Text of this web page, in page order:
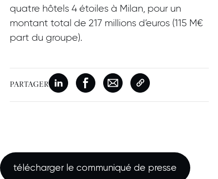
quatre hôtels 4 étoiles à Milan, pour un
montant total de 217 millions d’euros (115 M€
part du groupe).
PARTAGER Nouvelle fenêtre
Partager sur Linkedin
Nouvelle fenêtre
Partager sur Facebook
Nouvelle fenêtre
Partager par e-mail
Copier le lien de la
télécharger le communiqué de presse